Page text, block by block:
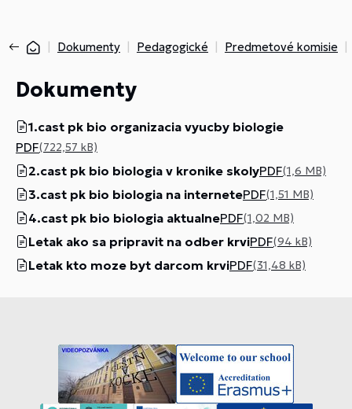
Dokumenty Pedagogické Predmetové komisie
Dokumenty
1.cast pk bio organizacia vyucby biologie
PDF(722,57 kB)
2.cast pk bio biologia v kronike skolyPDF(1,6 MB)
3.cast pk bio biologia na internetePDF(1,51 MB)
4.cast pk bio biologia aktualnePDF(1,02 MB)
Letak ako sa pripravit na odber krviPDF(94 kB)
Letak kto moze byt darcom krviPDF(31,48 kB)